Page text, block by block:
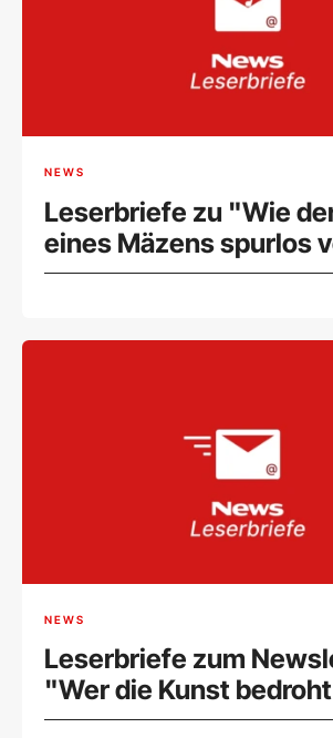
NEWS
Leserbriefe zu "Wie
eines Mäzens spurlos
Homepage der
NEWS
Leserbriefe zum
"Wer die Kunst
Glück heißt Bruckner"